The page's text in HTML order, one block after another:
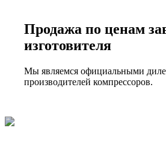
Продажа по ценам
изготовителя
Мы являемся официальными
производителей компрессоров.